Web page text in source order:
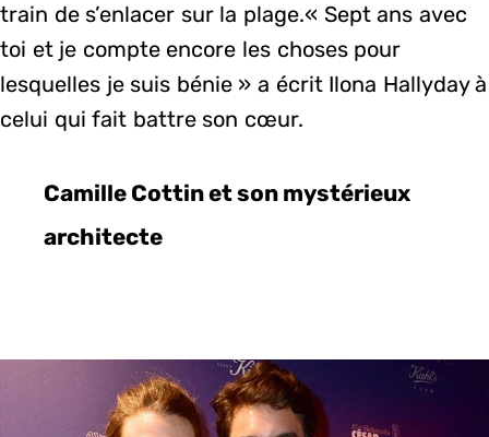
train de s’enlacer sur la plage.« Sept ans avec
toi et je compte encore les choses pour
lesquelles je suis bénie » a écrit Ilona Hallyday à
celui qui fait battre son cœur.
Camille Cottin et son mystérieux
architecte